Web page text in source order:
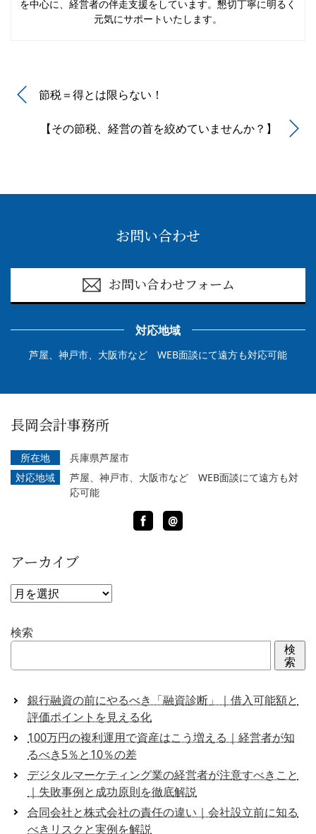
を中心に、経営者の伴走支援をしています。懇切丁寧に明るく
元気にサポートいたします。
節税＝得とは限らない！
【その節税、経営の首を絞めていませんか？】
お問い合わせ
お問い合わせフォーム
対応地域
芦屋、神戸市、大阪市など WEB面談にて遠方も対応可能
長岡会計事務所
所在地
兵庫県芦屋市
対応地域
芦屋、神戸市、大阪市など WEB面談にて遠方も対
応可能
Facebook
LINE
@
アーカイブ
ア
カ
イ
検索
検
索
銀行融資の前にやるべき「融資診断」｜借入可能額と
評価ポイントを見える化
100万円の複利運用で資産はこう増える｜経営者が知
るべき5％と10％の差
デジタルマーケティング業の経営者が注意すべきこと
｜失敗事例と成功原則を徹底解説
合同会社と株式会社の責任の違い｜会社設立前に知る
べきリスクと実例を解説